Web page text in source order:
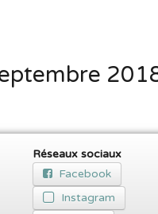
Réseaux sociaux
Facebook
Instagram